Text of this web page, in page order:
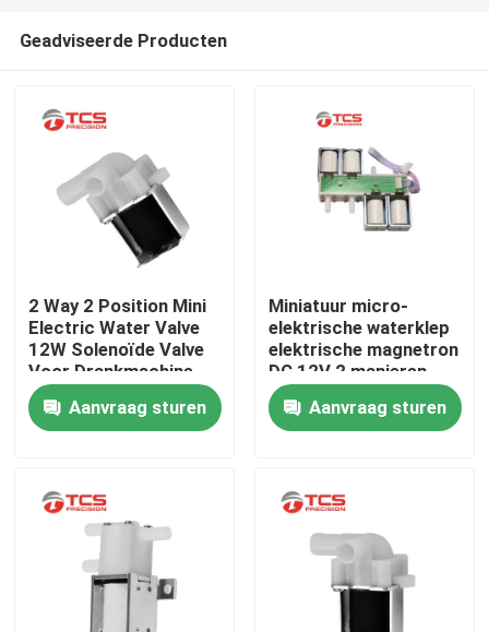
Producten
VR-show
Fabriekstocht
Kwaliteitscontrole
Geadviseerde Producten
2 Way 2 Position Mini
Electric Water Valve
12W Solenoïde Valve
Voor Drankmachine
Aanvraag sturen
Miniatuur micro-
elektrische waterklep
elektrische magnetron
DC 12V 2 manieren
normaal gesloten voor
massagerAanvraag sturen